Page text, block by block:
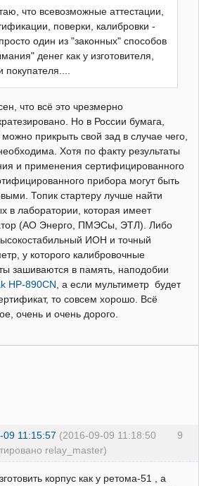
что всевозможные аттестации,
поверки, калибровки -
один из "законных" способов
денег как у изготовителя,
покупателя....
что всё это чрезмерно
Но в России бумага,
можно прикрыть свой зад в случае чего,
Хотя по факту результаты
и применения сертифицированного
прибора могут быть
Топик стартеру лучше найти
в лаборатории, которая имеет
(АО Энерго, ПМЭСы, ЭТЛ). Либо
ИОН и точный
у которого калибровочные
зашиваются в память, наподобии
HP-890CN , а если мультиметр будет
то совсем хорошо. Всё
очень и очень дорого.
9
09 11:15:57 (2016-09-09 11:18:50
relay_master)
корпус как у ретома-51 , а